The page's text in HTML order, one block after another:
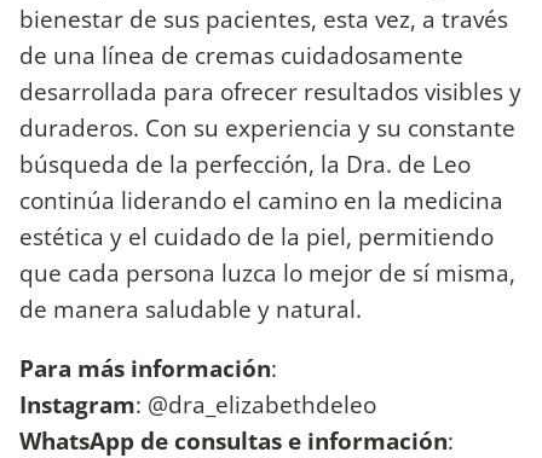
bienestar de sus pacientes, esta vez, a través
de una línea de cremas cuidadosamente
desarrollada para ofrecer resultados visibles y
duraderos. Con su experiencia y su constante
búsqueda de la perfección, la Dra. de Leo
continúa liderando el camino en la medicina
estética y el cuidado de la piel, permitiendo
que cada persona luzca lo mejor de sí misma,
de manera saludable y natural.
Para más información:
Instagram: @dra_elizabethdeleo
WhatsApp de consultas e información: